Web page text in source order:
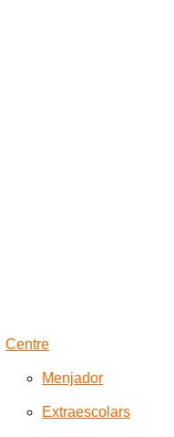
Centre
Menjador
Extraescolars